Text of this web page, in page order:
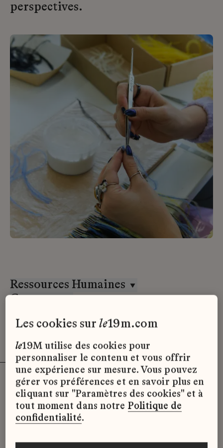
perspectives.
Ressources Humaines
Goossens
Désolé, il semble qu’il n’y ait pas
d’offres d’emploi disponibles pour le
moment.
les cookies surle19m.com
le19M utilise des cookies pour
personnaliser le contenu et vous offrir
une expérience sur mesure. Vous pouvez
gérer vos préférences et en savoir plus en
cliquant sur "Paramètres des cookies" et à
tout moment dans notre Politique de
confidentialité.